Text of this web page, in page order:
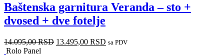
Baštenska garnitura Veranda – sto +
dvosed + dve fotelje
14.095,00RSD 13.495,00 RSD sa PDV
Rolo Panel